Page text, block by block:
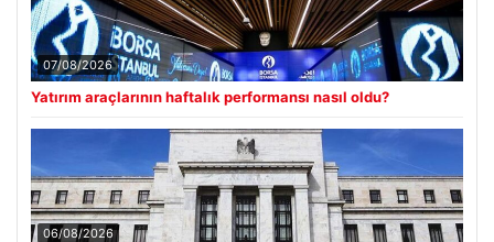
07/08/2026
Yatırım araçlarının haftalık performansı nasıl oldu?
06/08/2026